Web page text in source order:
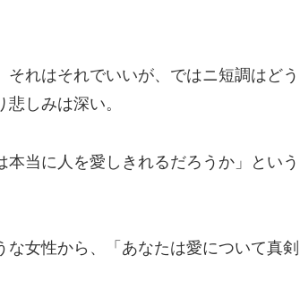
れはそれでいいが、ではニ短調はどう
しみは深い。
当に人を愛しきれるだろうか」という
女性から、「あなたは愛について真剣